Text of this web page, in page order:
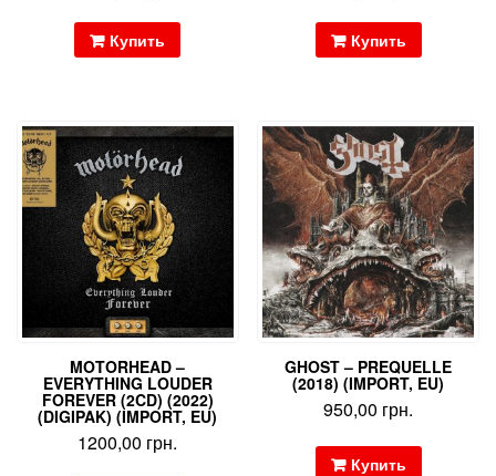
Купить Купить
MOTORHEAD –
EVERYTHING LOUDER
FOREVER (2CD) (2022)
(DIGIPAK) (IMPORT, EU)
1200,00 грн.
GHOST – PREQUELLE
(2018) (IMPORT, EU)
950,00 грн.
Купить